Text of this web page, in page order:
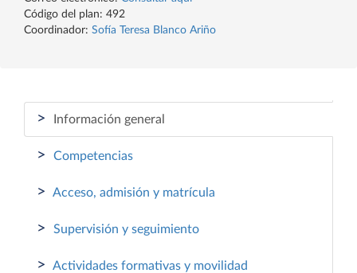
Código del plan: 492
Coordinador: Sofía Teresa Blanco Ariño
> Información general
> Competencias
> Acceso, admisión y matrícula
> Supervisión y seguimiento
> Actividades formativas y movilidad